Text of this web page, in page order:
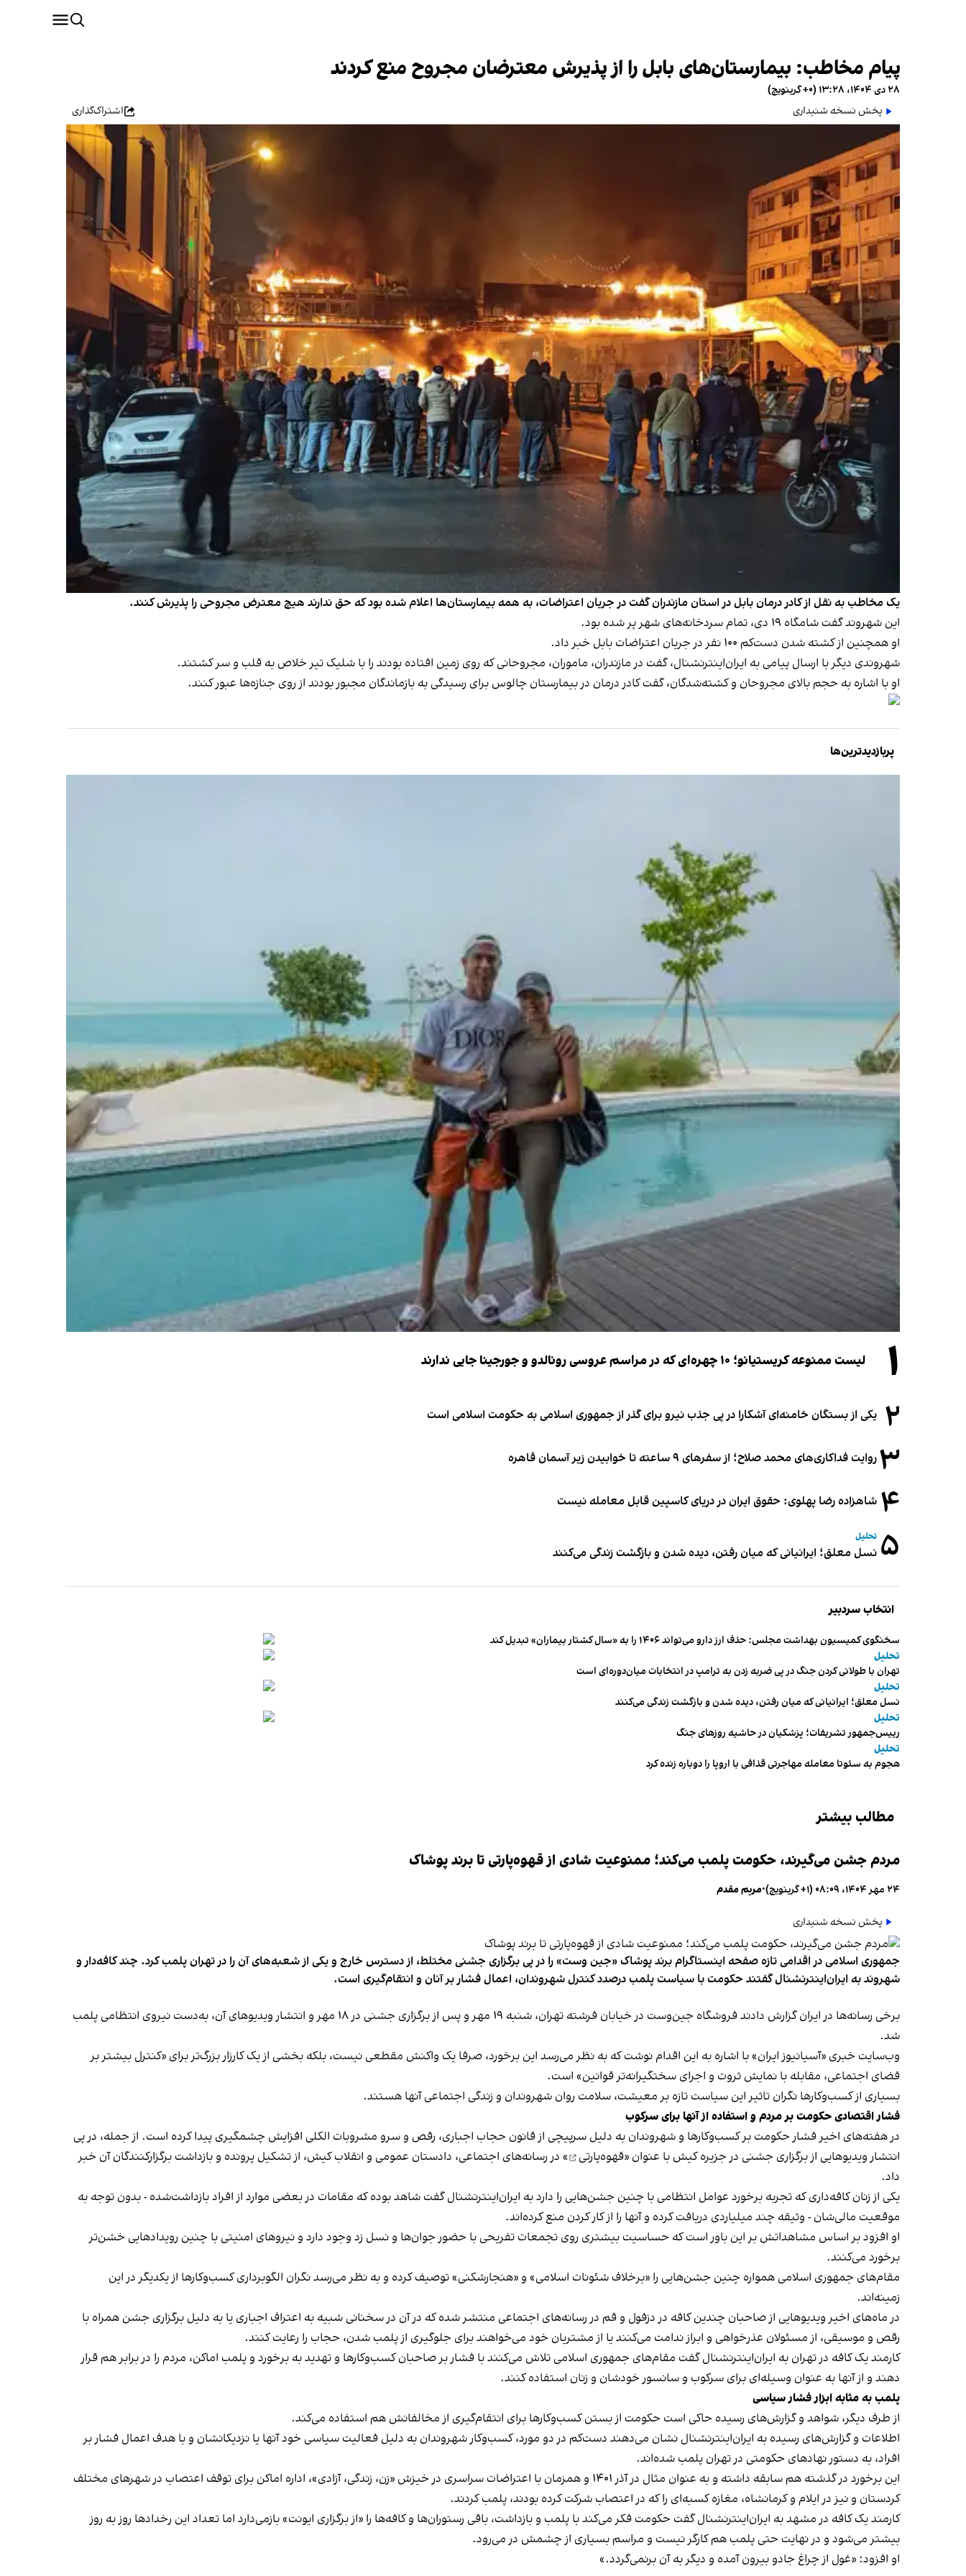
پیام مخاطب: بیمارستان‌های بابل را از پذیرش معترضان مجروح منع کردند
۲۸ دی ۱۴۰۴، ۱۳:۲۸ (‎+۰ گرینویچ)
پخش نسخه شنیداری
اشتراک‌گذاری
یک مخاطب به نقل از کادر درمان بابل در استان مازندران گفت در جریان اعتراضات، به همه بیمارستان‌ها اعلام شده بود که حق ندارند هیچ معترض مجروحی را پذیرش کنند.
این شهروند گفت شامگاه ۱۹ دی، تمام سردخانه‌های شهر پر شده بود.
او همچنین ازکشته شدن دست‌کم ۱۰۰ نفر در جریان اعتراضات بابل خبر داد.
شهروندی دیگر با ارسال پیامی به ایران‌اینترنشنال، گفت در مازندران، ماموران، مجروحانی که روی زمین افتاده بودند را با شلیک تیر خلاص به قلب و سر کشتند.
او با اشاره به حجم بالای مجروحان و کشته‌شدگان، گفت کادر درمان در بیمارستان چالوس برای رسیدگی به بازماندگان مجبور بودند از روی جنازه‌ها عبور کنند.
پربازدیدترین‌ها
۱ لیست ممنوعه کریستیانو؛ ۱۰ چهره‌ای که در مراسم عروسی رونالدو و جورجینا جایی ندارند
۲ یکی از بستگان خامنه‌ای آشکارا در پی جذب نیرو برای گذر از جمهوری اسلامی به حکومت اسلامی است
۳روایت فداکاری‌های محمد صلاح؛ از سفرهای ۹ ساعته تا خوابیدن زیر آسمان قاهره
۴ شاهزاده رضا پهلوی: حقوق ایران در دریای کاسپین قابل معامله نیست
۵ تحلیل
نسل معلق؛ ایرانیانی که میان رفتن، دیده شدن و بازگشت زندگی می‌کنند
انتخاب سردبیر
سخنگوی کمیسیون بهداشت مجلس: حذف ارز دارو می‌تواند ۱۴۰۶ را به «سال کشتار بیماران» تبدیل کند
تحلیل
تهران با طولانی کردن جنگ در پی ضربه زدن به ترامپ در انتخابات میان‌دوره‌ای است
تحلیل
نسل معلق؛ ایرانیانی که میان رفتن، دیده شدن و بازگشت زندگی می‌کنند
تحلیل
رییس‌جمهور تشریفات؛ پزشکیان در حاشیه روزهای جنگ
تحلیل
هجوم به سئوتا معامله مهاجرتی قذافی با اروپا را دوباره زنده کرد
مطالب بیشتر
مردم جشن می‌گیرند، حکومت پلمب می‌کند؛ ممنوعیت شادی از قهوه‌پارتی تا برند پوشاک
۲۴ مهر ۱۴۰۴، ۰۸:۰۹ (‎+۱ گرینویچ) •مریم مقدم
پخش نسخه شنیداری
جمهوری اسلامی در اقدامی تازه صفحه اینستاگرام برند پوشاک «جین وست» را در پی برگزاری جشنی مختلط، از دسترس خارج و یکی از شعبه‌های آن را در تهران پلمب کرد. چند کافه‌‌دار و
شهروند به ایران‌اینترنشنال گفتند حکومت با سیاست پلمب درصدد کنترل شهروندان، اعمال فشار بر آنان و انتقام‌گیری است.
برخی رسانه‌ها در ایران گزارش دادند فروشگاه جین‌وست در خیابان فرشته تهران، شنبه ۱۹ مهر و پس از برگزاری جشنی در ۱۸ مهر و انتشار ویدیوهای آن، به‌دست نیروی انتظامی پلمب
شد.
وب‌سایت خبری «آسیانیوز ایران» با اشاره به این اقدام نوشت که به نظر می‌رسد این برخورد، صرفا یک واکنش مقطعی نیست، بلکه بخشی از یک کارزار بزرگ‌تر برای «کنترل بیشتر بر
فضای اجتماعی، مقابله با نمایش ثروت و اجرای سختگیرانه‌تر قوانین» است.
بسیاری از کسب‌وکارها نگران تاثیر این سیاست‌ تازه بر معیشت، سلامت روان شهروندان و زندگی اجتماعی آنها هستند.
فشار اقتصادی حکومت بر مردم و استفاده از آنها برای سرکوب
در هفته‌های اخیر فشار حکومت بر کسب‌وکارها و شهروندان به دلیل سرپیچی از قانون حجاب اجباری، رقص و سرو مشروبات الکلی افزایش چشمگیری پیدا کرده است. از جمله، در پی
انتشار ویدیوهایی از برگزاری جشنی در جزیره کیش با عنوان «قهوه‌پارتی
» در رسانه‌های اجتماعی، دادستان عمومی و انقلاب کیش، از تشکیل پرونده و بازداشت برگزارکنندگان آن خبر
داد.
یکی از زنان کافه‌داری که تجربه برخورد عوامل انتظامی با چنین جشن‌هایی را دارد به ایران‌اینترنشنال گفت شاهد بوده که مقامات در بعضی موارد از افراد بازداشت‌‌شده - بدون توجه به
موقعیت مالی‌شان - وثیقه چند میلیاردی دریافت کرده و آنها را از کار کردن منع کرده‌اند.
او افزود بر اساس مشاهداتش بر این باور است که حساسیت بیشتری روی تجمعات تفریحی با حضور جوان‌ها و نسل زد وجود دارد و نیروهای امنیتی با چنین رویدادهایی خشن‌تر
برخورد می‌کنند.
مقام‌های جمهوری اسلامی همواره چنین جشن‌هایی را «برخلاف شئونات اسلامی» و «هنجارشکنی» توصیف کرده و به نظر می‌رسد نگران الگوبرداری کسب‌وکارها از یکدیگر در این
زمینه‌اند.
در ماه‌های اخیر ویدیوهایی از صاحبان چندین کافه در دزفول و قم در رسانه‌های اجتماعی منتشر شده که در آن در سخنانی شبیه به اعتراف اجباری یا به دلیل برگزاری جشن همراه با
رقص و موسیقی، از مسئولان عذرخواهی و ابراز ندامت می‌کنند یا از مشتریان خود می‌خواهند برای جلوگیری از پلمب شدن، حجاب را رعایت کنند.
کارمند یک کافه در تهران به ایران‌اینترنشنال گفت مقام‌های جمهوری اسلامی تلاش می‌کنند با فشار بر صاحبان کسب‌وکارها و تهدید به برخورد و پلمب اماکن، مردم را در برابر هم قرار
دهند و از آنها به عنوان وسیله‌ای برای سرکوب و سانسور خودشان و زنان استفاده کنند.
پلمب به مثابه ابزار فشار سیاسی
از طرف دیگر، شواهد و گزارش‌های رسیده حاکی است حکومت از بستن کسب‌وکارها برای انتقام‌گیری از مخالفانش هم استفاده می‌کند.
اطلاعات و گزارش‌های رسیده به ایران‌اینترنشنال نشان می‌دهند دست‌کم در دو مورد، کسب‌وکار شهروندان به دلیل فعالیت سیاسی خود آنها یا نزدیکانشان و با هدف اعمال فشار بر
افراد، به دستور نهادهای حکومتی در تهران پلمب شده‌اند.
این برخورد در گذشته هم سابقه داشته و به عنوان مثال در آذر ۱۴۰۱ و همزمان با اعتراضات سراسری در خیزش «زن، زندگی، آزادی»، اداره اماکن برای توقف اعتصاب در شهرهای مختلف
کردستان و نیز در ایلام و کرمانشاه، مغازه کسبه‌ای را که در اعتصاب شرکت کرده بودند، پلمب کردند.
کارمند یک کافه در مشهد به ایران‌اینترنشنال گفت حکومت فکر می‌کند با پلمب و بازداشت، باقی رستوران‌ها و کافه‌ها را «از برگزاری ایونت» بازمی‌دارد اما تعداد این رخدادها روز به روز
بیشتر می‌شود و در نهایت حتی پلمب هم کارگر نیست و مراسم بسیاری از چشمش در می‌رود.
او افزود: «غول از چراغ جادو بیرون آمده و دیگر به آن برنمی‎‌گردد.»